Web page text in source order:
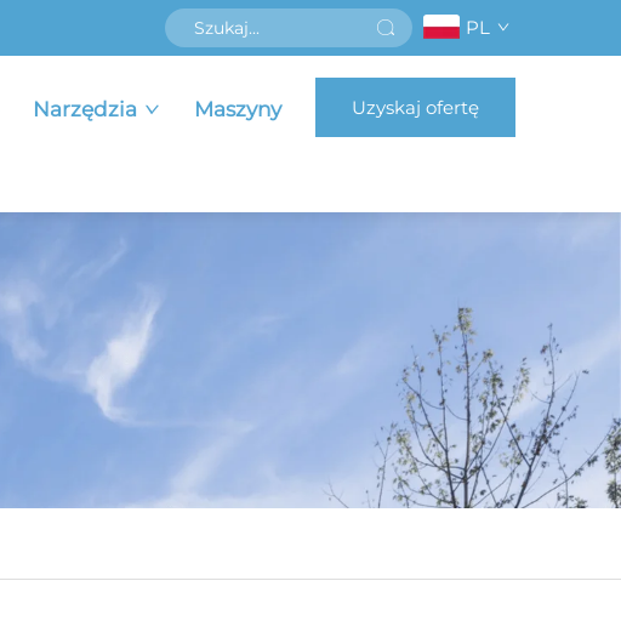
PL
Narzędzia Maszyny Uzyskaj ofertę